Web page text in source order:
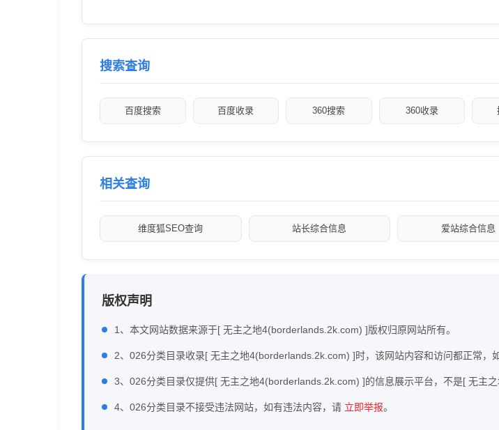
搜索查询
百度搜索 百度收录 360搜索 360收录
相关查询
维度狐SEO查询 站长综合信息 爱站综合信息
版权声明
1、本文网站数据来源于[ 无主之地4(borderlands.2k.com) ]版权归原网站所有。
2、026分类目录收录[ 无主之地4(borderlands.2k.com) ]时，该网站内容和访问都正常，
3、026分类目录仅提供[ 无主之地4(borderlands.2k.com) ]的信息展示平台，不是[ 无主
4、026分类目录不接受违法网站，如有违法内容，请 立即举报。